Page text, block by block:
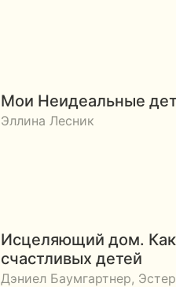
Мои Неидеальные
Эллина Лесник
Исцеляющий дом. Как
счастливых детей
Дэниел Баумгартнер,